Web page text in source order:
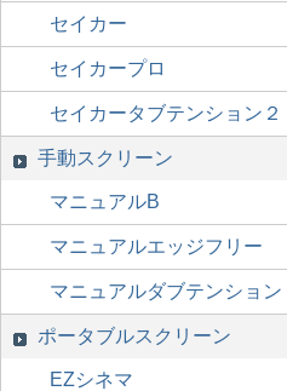
セイカー
セイカープロ
セイカータブテンション２
手動スクリーン
マニュアルB
マニュアルエッジフリー
マニュアルダブテンション
ポータブルスクリーン
EZシネマ